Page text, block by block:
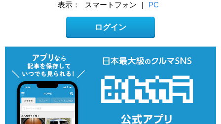
表示： スマートフォン | PC
ログイン